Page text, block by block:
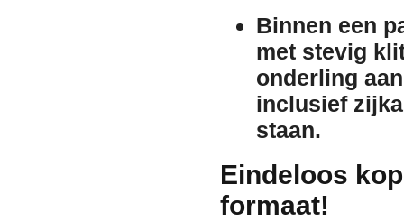
Binnen een
met stevig
onderling
inclusief
staan.
Eindeloos
formaat!